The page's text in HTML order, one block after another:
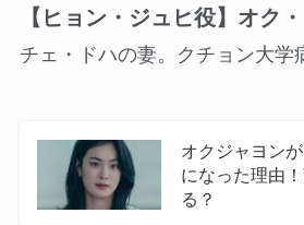
【ヒョン・ジュヒ役】オク
チェ・ドハの妻。クチョン大学
オクジャヨン
になった理由
る？